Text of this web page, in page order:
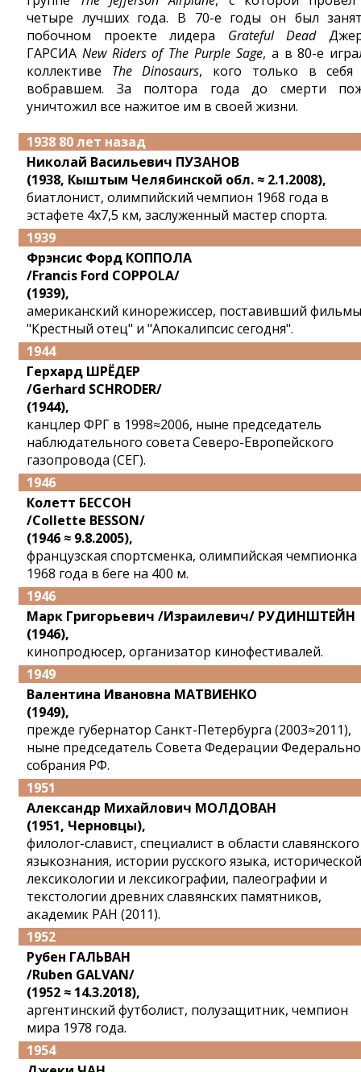
четыре лучших года. В 70-е годы он был
побочном проекте лидера Grateful Dead
ГАРСИА New Riders of The Purple Sage, а в 80-е
коллективе The Dinosaurs, кого только в себя
вобравшем. За полтора года до смерти
уничтожил все нажитое им в своей жизни.
1938 80 лет назад
Николай Васильевич ПУЗАНОВ
(1938, Кыштым Челябинской обл. ≈ 2.1.2008),
биатлонист, олимпийский чемпион 1968 года в
эстафете 4x7,5 км, заслуженный мастер спорта.
1939
Фрэнсис Форд КОППОЛА
/Francis Ford COPPOLA/
(1939),
американский кинорежиссер, поставивший фильмы
"Крестный отец" и "Апокалипсис сегодня".
1944
Герхард ШРЁДЕР
/Gerhard SCHRODER/
(1944),
канцлер ФРГ в 1998≈2006, ныне председатель
наблюдательного совета Северо-Европейского
газопровода (СЕГ).
1946
Колетт БЕССОН
/Collette BESSON/
(1946 ≈ 9.8.2005),
французская спортсменка, олимпийская чемпионка
1968 года в беге на 400 м.
1946
Марк Григорьевич /Израилевич/ РУДИНШТЕЙН
(1946),
кинопродюсер, организатор кинофестивалей.
1949
Валентина Ивановна МАТВИЕНКО
(1949),
прежде губернатор Санкт-Петербурга (2003≈2011),
ныне председатель Совета Федерации
собрания РФ.
1951
Александр Михайлович МОЛДОВАН
(1951, Черновцы),
филолог-славист, специалист в области славянского
языкознания, истории русского языка, исторической
лексикологии и лексикографии, палеографии и
текстологии древних славянских памятников,
академик РАН (2011).
1952
Рубен ГАЛЬВАН
/Ruben GALVAN/
(1952 ≈ 14.3.2018),
аргентинский футболист, полузащитник, чемпион
мира 1978 года.
1954